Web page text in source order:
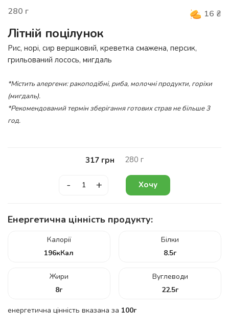
280 г 16 ₴
Літній поцілунок
Рис, норі, сир вершковий, креветка смажена, персик,
грильований лосось, мигдаль
*Містить алергени: ракоподібні, риба, молочні продукти, горіхи
(мигдаль).
*Рекомендований термін зберігання готових страв не більше 3
год.
317 грн 280 г
- + Хочу
Енергетична цінність продукту:
Калорії
196кКал
Білки
8.5г
Жири
8г
Вуглеводи
22.5г
енергетична цінність вказана за 100г